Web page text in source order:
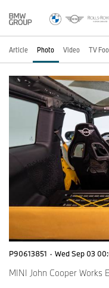
Article Photo Video TV
P90613851 · Wed Sep 03
MINI John Cooper Works